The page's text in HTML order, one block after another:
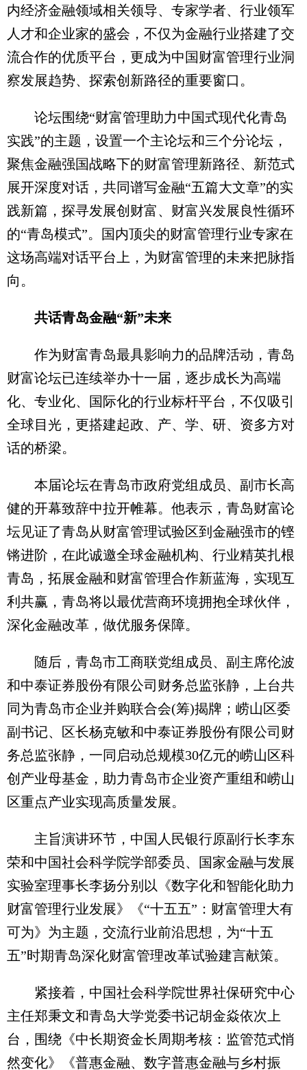
内经济金融领域相关领导、专家学者、行业领军
人才和企业家的盛会，不仅为金融行业搭建了交
流合作的优质平台，更成为中国财富管理行业洞
察发展趋势、探索创新路径的重要窗口。
论坛围绕“财富管理助力中国式现代化青岛
实践”的主题，设置一个主论坛和三个分论坛，
聚焦金融强国战略下的财富管理新路径、新范式
展开深度对话，共同谱写金融“五篇大文章”的实
践新篇，探寻发展创财富、财富兴发展良性循环
的“青岛模式”。国内顶尖的财富管理行业专家在
这场高端对话平台上，为财富管理的未来把脉指
向。
共话青岛金融“新”未来
作为财富青岛最具影响力的品牌活动，青岛
财富论坛已连续举办十一届，逐步成长为高端
化、专业化、国际化的行业标杆平台，不仅吸引
全球目光，更搭建起政、产、学、研、资多方对
话的桥梁。
本届论坛在青岛市政府党组成员、副市长高
健的开幕致辞中拉开帷幕。他表示，青岛财富论
坛见证了青岛从财富管理试验区到金融强市的铿
锵进阶，在此诚邀全球金融机构、行业精英扎根
青岛，拓展金融和财富管理合作新蓝海，实现互
利共赢，青岛将以最优营商环境拥抱全球伙伴，
深化金融改革，做优服务保障。
随后，青岛市工商联党组成员、副主席伦波
和中泰证券股份有限公司财务总监张静，上台共
同为青岛市企业并购联合会(筹)揭牌；崂山区委
副书记、区长杨克敏和中泰证券股份有限公司财
务总监张静，一同启动总规模30亿元的崂山区科
创产业母基金，助力青岛市企业资产重组和崂山
区重点产业实现高质量发展。
主旨演讲环节，中国人民银行原副行长李东
荣和中国社会科学院学部委员、国家金融与发展
实验室理事长李扬分别以《数字化和智能化助力
财富管理行业发展》《“十五五”：财富管理大有
可为》为主题，交流行业前沿思想，为“十五
五”时期青岛深化财富管理改革试验建言献策。
紧接着，中国社会科学院世界社保研究中心
主任郑秉文和青岛大学党委书记胡金焱依次上
台，围绕《中长期资金长周期考核：监管范式悄
然变化》《普惠金融、数字普惠金融与乡村振